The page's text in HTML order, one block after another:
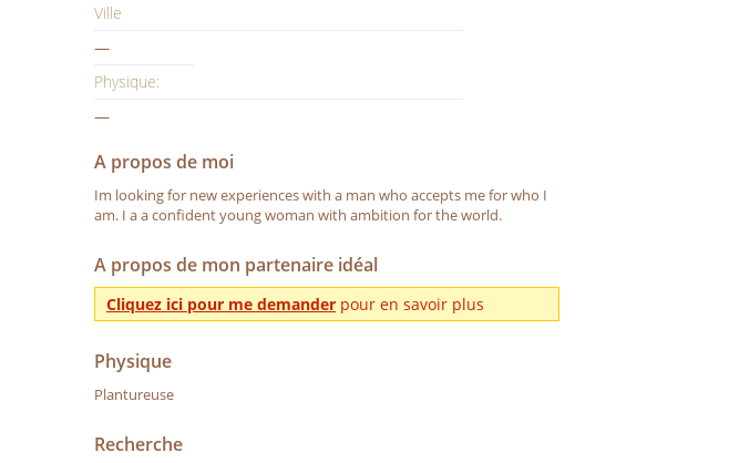
Ville
—
Physique:
—
A propos de moi
Im looking for new experiences with a man who accepts me for who I
am. I a a confident young woman with ambition for the world.
A propos de mon partenaire idéal
Cliquez ici pour me demander pour en savoir plus
Physique
Plantureuse
Recherche